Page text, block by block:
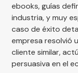
ebooks, guías
industria, y muy
caso de éxito
empresa resolvió
cliente similar,
persuasiva en el